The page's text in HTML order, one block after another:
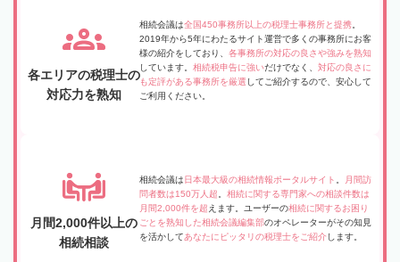
各エリアの税理士の
対応力を熟知
相続会議は全国450事務所以上の税理士事務所と提携
2019年から5年にわたるサイト運営で多くの事務所にお客
様の紹介をしており、 各事務所の対応の良さや強みを熟知
しています。 相続税申告に強いだけでなく、 対応の良さに
も定評がある事務所を厳選 してご紹介するので、安心して
ご利用ください。
月間2,000件以上の
相続相談
相続会議は 日本最大級の相続情報ポータルサイト
月間訪
問者数は150万人超
相続に関する専門家への相談件数は
月間2,000件を超 えます。ユーザーの相続に関するお困り
ごとを熟知した相続会議編集部のオペレーターがその知見
を活かしてあなたにピッタリの税理士をご紹介 します。